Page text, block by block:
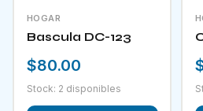
HOGAR
Bascula DC-123
$80.00
Stock: 2 disponibles